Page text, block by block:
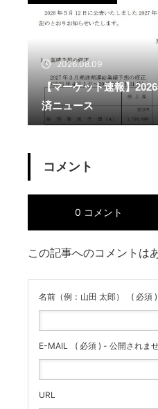
2026.08.09
【マーケット速報】
済ニュース
コメント
0 コメント
この記事へのコメントは
名前（例：山田 太郎） ( 必須 )
E-MAIL ( 必須 ) - 公開されま
URL